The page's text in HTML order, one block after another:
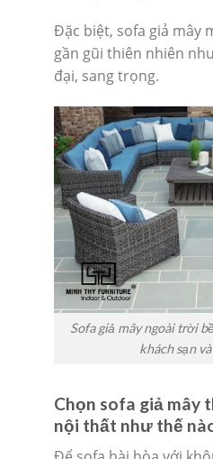
Đặc biệt, sofa giả mây
gần gũi thiên nhiên
đại, sang trọng.
Sofa giả mây ngoài trời
khách sạn
Chọn sofa giả mây
nội thất như thế